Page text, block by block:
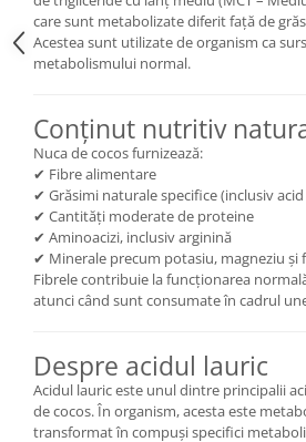
care sunt metabolizate diferit față de
Acestea sunt utilizate de organism ca
metabolismului normal.
Conținut nutritiv
Nuca de cocos furnizează:
✔ Fibre alimentare
✔ Grăsimi naturale specifice (inclusiv
✔ Cantități moderate de proteine
✔ Aminoacizi, inclusiv arginină
✔ Minerale precum potasiu, magneziu și
Fibrele contribuie la funcționarea
atunci când sunt consumate în cadrul
Despre acidul lauric
Acidul lauric este unul dintre principalii
de cocos. În organism, acesta este
transformat în compuși specifici